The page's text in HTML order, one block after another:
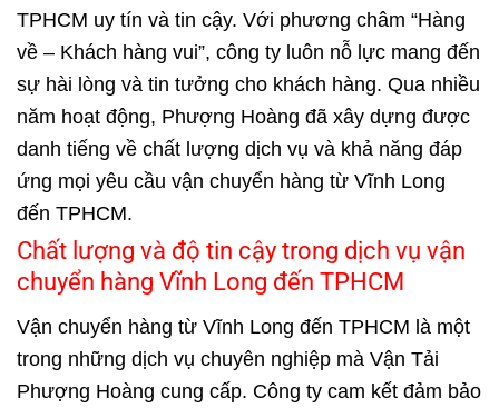
TPHCM uy tín và tin cậy. Với phương châm “Hàng
về – Khách hàng vui”, công ty luôn nỗ lực mang đến
sự hài lòng và tin tưởng cho khách hàng. Qua nhiều
năm hoạt động, Phượng Hoàng đã xây dựng được
danh tiếng về chất lượng dịch vụ và khả năng đáp
ứng mọi yêu cầu vận chuyển hàng từ Vĩnh Long
đến TPHCM.
Chất lượng và độ tin cậy trong dịch vụ vận
chuyển hàng Vĩnh Long đến TPHCM
Vận chuyển hàng từ Vĩnh Long đến TPHCM là một
trong những dịch vụ chuyên nghiệp mà Vận Tải
Phượng Hoàng cung cấp. Công ty cam kết đảm bảo